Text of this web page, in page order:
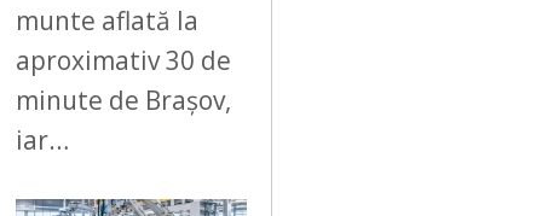
munte aflată la
aproximativ 30 de
minute de Brașov,
iar…